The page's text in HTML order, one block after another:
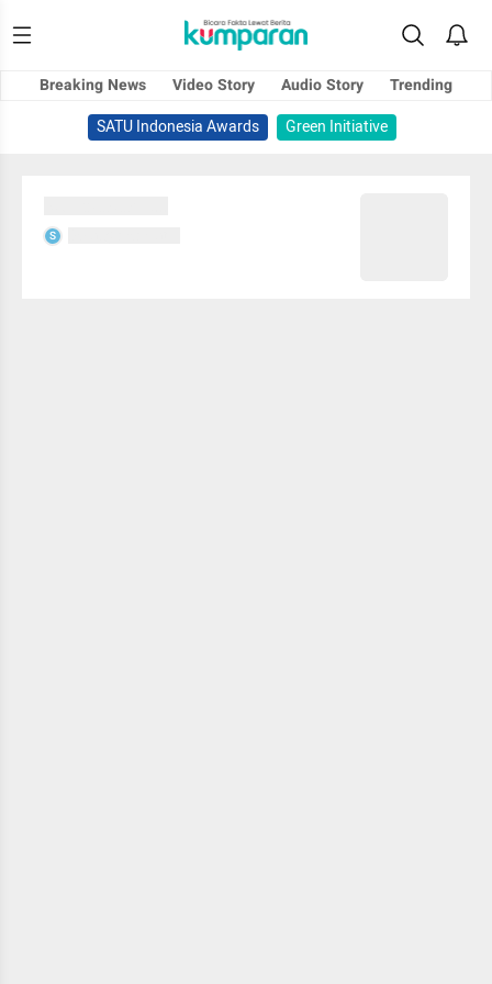
Breaking News Video Story Audio Story
Trending
SATU Indonesia Awards
Green Initiative
S